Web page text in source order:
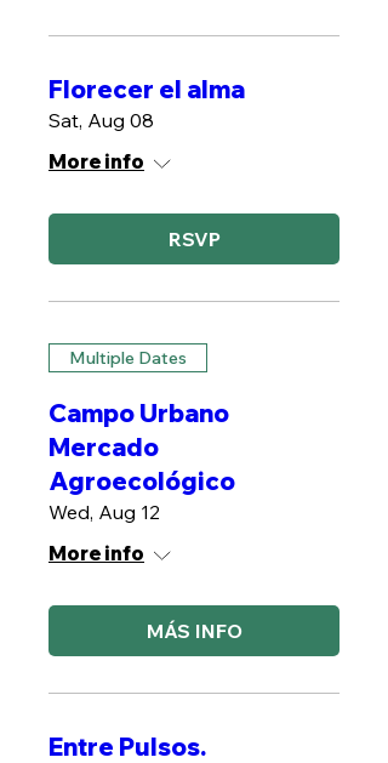
Florecer el alma
Sat, Aug 08
More info
RSVP
Multiple Dates
Campo Urbano
Mercado
Agroecológico
Wed, Aug 12
More info
MÁS INFO
Entre Pulsos.